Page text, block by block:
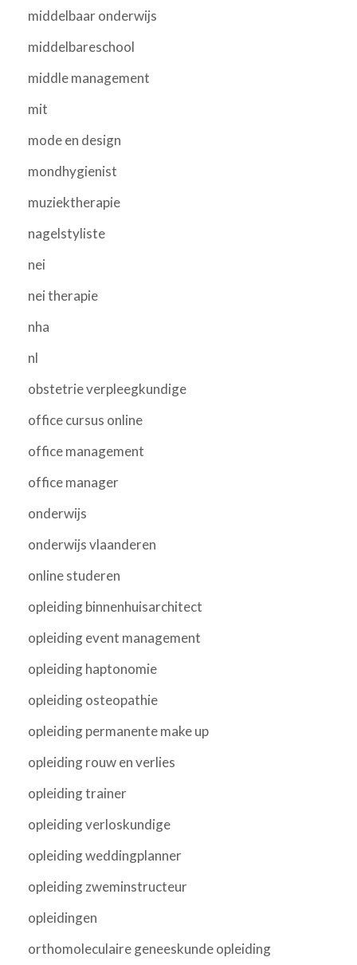
middelbaar onderwijs
middelbareschool
middle management
mit
mode en design
mondhygienist
muziektherapie
nagelstyliste
nei
nei therapie
nha
nl
obstetrie verpleegkundige
office cursus online
office management
office manager
onderwijs
onderwijs vlaanderen
online studeren
opleiding binnenhuisarchitect
opleiding event management
opleiding haptonomie
opleiding osteopathie
opleiding permanente make up
opleiding rouw en verlies
opleiding trainer
opleiding verloskundige
opleiding weddingplanner
opleiding zweminstructeur
opleidingen
orthomoleculaire geneeskunde opleiding